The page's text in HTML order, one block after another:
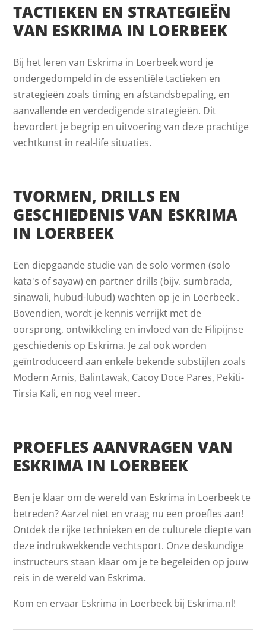
TACTIEKEN EN STRATEGIEËN
VAN ESKRIMA IN LOERBEEK
Bij het leren van Eskrima in Loerbeek word je
ondergedompeld in de essentiële tactieken en
strategieën zoals timing en afstandsbepaling, en
aanvallende en verdedigende strategieën. Dit
bevordert je begrip en uitvoering van deze prachtige
vechtkunst in real-life situaties.
TVORMEN, DRILLS EN
GESCHIEDENIS VAN ESKRIMA
IN LOERBEEK
Een diepgaande studie van de solo vormen (solo
kata's of sayaw) en partner drills (bijv. sumbrada,
sinawali, hubud-lubud) wachten op je in Loerbeek .
Bovendien, wordt je kennis verrijkt met de
oorsprong, ontwikkeling en invloed van de Filipijnse
geschiedenis op Eskrima. Je zal ook worden
geïntroduceerd aan enkele bekende substijlen zoals
Modern Arnis, Balintawak, Cacoy Doce Pares, Pekiti-
Tirsia Kali, en nog veel meer.
PROEFLES AANVRAGEN VAN
ESKRIMA IN LOERBEEK
Ben je klaar om de wereld van Eskrima in Loerbeek te
betreden? Aarzel niet en vraag nu een proefles aan!
Ontdek de rijke technieken en de culturele diepte van
deze indrukwekkende vechtsport. Onze deskundige
instructeurs staan klaar om je te begeleiden op jouw
reis in de wereld van Eskrima.
Kom en ervaar Eskrima in Loerbeek bij Eskrima.nl!